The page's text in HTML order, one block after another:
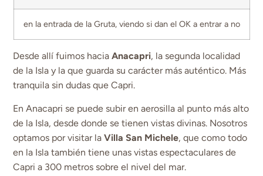
en la entrada de la Gruta, viendo si dan el OK a entrar a no
Desde allí fuimos haciaAnacapri, la segunda localidad
de la Isla y la que guarda su carácter más auténtico. Más
tranquila sin dudas que Capri.
En Anacapri se puede subir en aerosilla al punto más alto
de la Isla, desde donde se tienen vistas divinas. Nosotros
optamos por visitar laVilla San Michele, que como todo
en la Isla también tiene unas vistas espectaculares de
Capri a 300 metros sobre el nivel del mar.